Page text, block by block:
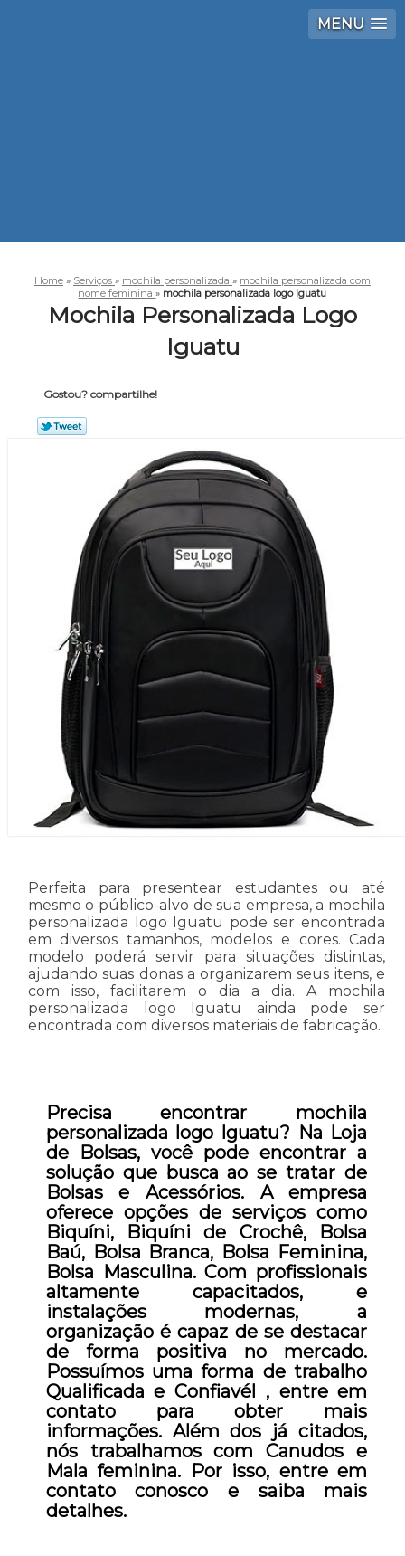
MENU
Home » Serviços » mochila personalizada » mochila personalizada com
nome feminina» mochila personalizada logo Iguatu
Mochila Personalizada Logo
Iguatu
Gostou? compartilhe!
Perfeita para presentear estudantes ou até
mesmo o público-alvo de sua empresa, a mochila
personalizada logo Iguatu pode ser encontrada
em diversos tamanhos, modelos e cores. Cada
modelo poderá servir para situações distintas,
ajudando suas donas a organizarem seus itens, e
com isso, facilitarem o dia a dia. A mochila
personalizada logo Iguatu ainda pode ser
encontrada com diversos materiais de fabricação.
Precisa encontrar mochila
personalizada logo Iguatu? Na Loja
de Bolsas, você pode encontrar a
solução que busca ao se tratar de
Bolsas e Acessórios. A empresa
oferece opções de serviços como
Biquíni, Biquíni de Crochê, Bolsa
Baú, Bolsa Branca, Bolsa Feminina,
Bolsa Masculina. Com profissionais
altamente capacitados, e
instalações modernas, a
organização é capaz de se destacar
de forma positiva no mercado.
Possuímos uma forma de trabalho
Qualificada e Confiavél , entre em
contato para obter mais
informações. Além dos já citados,
nós trabalhamos com Canudos e
Mala feminina. Por isso, entre em
contato conosco e saiba mais
detalhes.